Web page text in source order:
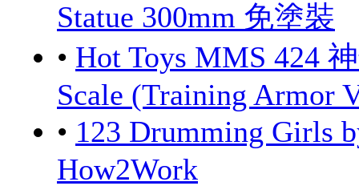
Statue 300mm 免塗裝
• Hot Toys MMS 424
Scale (Training Armor
• 123 Drumming Girls
How2Work